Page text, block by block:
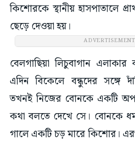
কিশোরকে স্থানীয় হাসপাতালে
ছেড়ে দেওয়া হয়।
ADVERTISEMENT
বেলগাছিয়া লিচুবাগান
এদিন বিকেলে বন্ধুদের সঙ্গে
তখনই নিজের বোনকে একটি
কথা বলতে দেখে সে। বোনকে
গালে একটি চড় মারে কিশোর।